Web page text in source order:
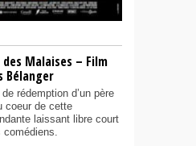
des Malaises – Film
Bélanger
rédemption d’un père
coeur de cette
laissant libre court
comédiens.